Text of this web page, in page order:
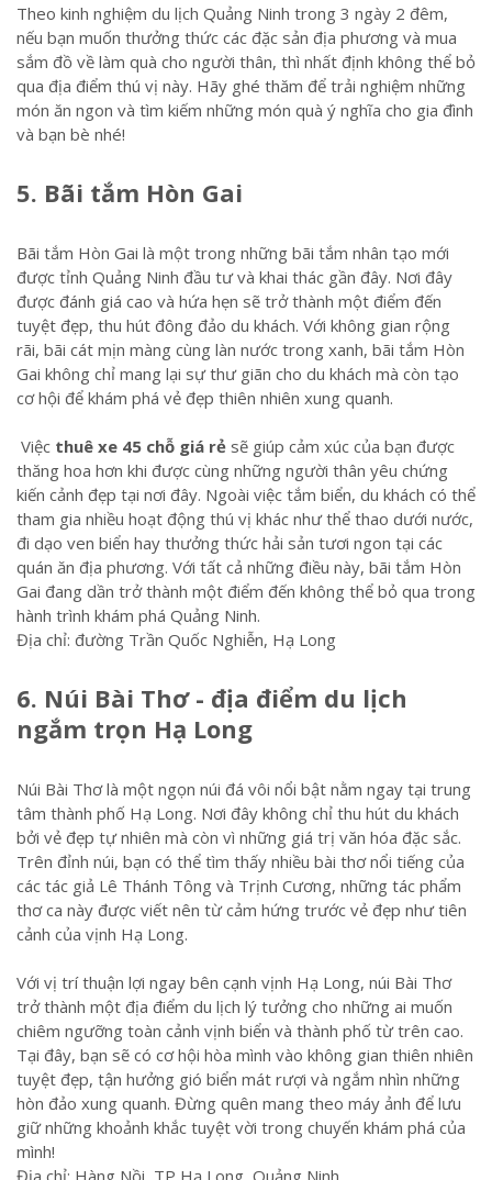
Theo kinh nghiệm du lịch Quảng Ninh trong 3 ngày 2 đêm,
nếu bạn muốn thưởng thức các đặc sản địa phương và mua
sắm đồ về làm quà cho người thân, thì nhất định không thể bỏ
qua địa điểm thú vị này. Hãy ghé thăm để trải nghiệm những
món ăn ngon và tìm kiếm những món quà ý nghĩa cho gia đình
và bạn bè nhé!
5. Bãi tắm Hòn Gai
Bãi tắm Hòn Gai là một trong những bãi tắm nhân tạo mới
được tỉnh Quảng Ninh đầu tư và khai thác gần đây. Nơi đây
được đánh giá cao và hứa hẹn sẽ trở thành một điểm đến
tuyệt đẹp, thu hút đông đảo du khách. Với không gian rộng
rãi, bãi cát mịn màng cùng làn nước trong xanh, bãi tắm Hòn
Gai không chỉ mang lại sự thư giãn cho du khách mà còn tạo
cơ hội để khám phá vẻ đẹp thiên nhiên xung quanh.
Việc thuê xe 45 chỗ giá rẻ sẽ giúp cảm xúc của bạn được
thăng hoa hơn khi được cùng những người thân yêu chứng
kiến cảnh đẹp tại nơi đây. Ngoài việc tắm biển, du khách có thể
tham gia nhiều hoạt động thú vị khác như thể thao dưới nước,
đi dạo ven biển hay thưởng thức hải sản tươi ngon tại các
quán ăn địa phương. Với tất cả những điều này, bãi tắm Hòn
Gai đang dần trở thành một điểm đến không thể bỏ qua trong
hành trình khám phá Quảng Ninh.
Địa chỉ: đường Trần Quốc Nghiễn, Hạ Long
6. Núi Bài Thơ - địa điểm du lịch
ngắm trọn Hạ Long
Núi Bài Thơ là một ngọn núi đá vôi nổi bật nằm ngay tại trung
tâm thành phố Hạ Long. Nơi đây không chỉ thu hút du khách
bởi vẻ đẹp tự nhiên mà còn vì những giá trị văn hóa đặc sắc.
Trên đỉnh núi, bạn có thể tìm thấy nhiều bài thơ nổi tiếng của
các tác giả Lê Thánh Tông và Trịnh Cương, những tác phẩm
thơ ca này được viết nên từ cảm hứng trước vẻ đẹp như tiên
cảnh của vịnh Hạ Long.
Với vị trí thuận lợi ngay bên cạnh vịnh Hạ Long, núi Bài Thơ
trở thành một địa điểm du lịch lý tưởng cho những ai muốn
chiêm ngưỡng toàn cảnh vịnh biển và thành phố từ trên cao.
Tại đây, bạn sẽ có cơ hội hòa mình vào không gian thiên nhiên
tuyệt đẹp, tận hưởng gió biển mát rượi và ngắm nhìn những
hòn đảo xung quanh. Đừng quên mang theo máy ảnh để lưu
giữ những khoảnh khắc tuyệt vời trong chuyến khám phá của
mình!
Địa chỉ: Hàng Nồi, TP Hạ Long, Quảng Ninh